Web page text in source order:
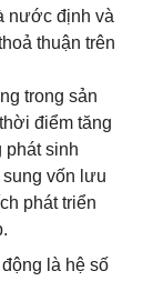
nước định và
thuận trên
trong sản
điểm tăng
phát sinh
vốn lưu
phát triển
là hệ số